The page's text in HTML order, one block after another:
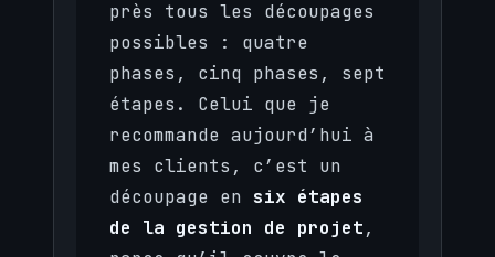
près tous les découpages
possibles : quatre
phases, cinq phases, sept
étapes. Celui que je
recommande aujourd’hui à
mes clients, c’est un
découpage en six étapes
de la gestion de projet,